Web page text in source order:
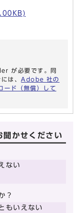
が必要です。同
は、 Adobe 社の
ド（無償）して
聞かせください
ない
？
もいえない